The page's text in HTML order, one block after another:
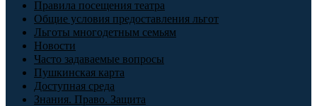
Правила посещения театра
Общие условия предоставления льгот
Льготы многодетным семьям
Новости
Часто задаваемые вопросы
Пушкинская карта
Доступная среда
Знания. Право. Защита